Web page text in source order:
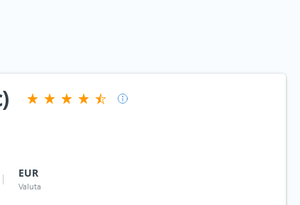
EUR
Valuta